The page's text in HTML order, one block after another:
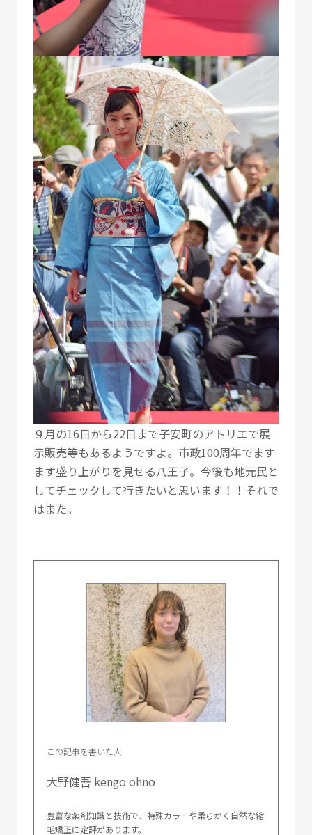
９月の16日から22日まで子安町のアトリエで展
示販売等もあるようですよ。市政100周年でます
ます盛り上がりを見せる八王子。今後も地元民と
してチェックして行きたいと思います！！それで
はまた。
この記事を書いた人
大野健吾 kengo ohno
豊富な薬剤知識と技術で、特殊カラーや柔らかく自然な縮
毛矯正に定評があります。